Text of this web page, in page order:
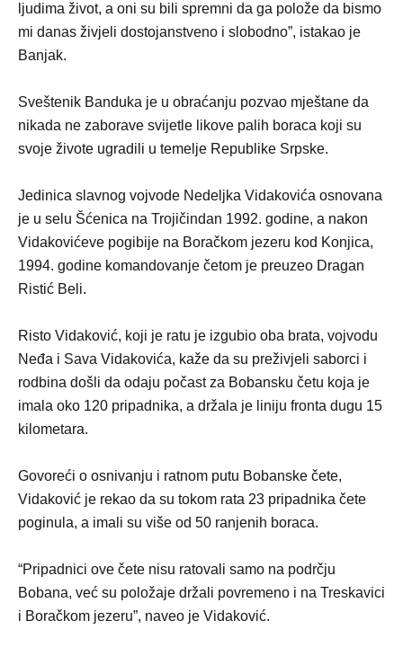
ljudima život, a oni su bili spremni da ga polože da bismo
mi danas živjeli dostojanstveno i slobodno”, istakao je
Banjak.
Sveštenik Banduka je u obraćanju pozvao mještane da
nikada ne zaborave svijetle likove palih boraca koji su
svoje živote ugradili u temelje Republike Srpske.
Jedinica slavnog vojvode Nedeljka Vidakovića osnovana
je u selu Šćenica na Trojičindan 1992. godine, a nakon
Vidakovićeve pogibije na Boračkom jezeru kod Konjica,
1994. godine komandovanje četom je preuzeo Dragan
Ristić Beli.
Risto Vidaković, koji je ratu je izgubio oba brata, vojvodu
Neđa i Sava Vidakovića, kaže da su preživjeli saborci i
rodbina došli da odaju počast za Bobansku četu koja je
imala oko 120 pripadnika, a držala je liniju fronta dugu 15
kilometara.
Govoreći o osnivanju i ratnom putu Bobanske čete,
Vidaković je rekao da su tokom rata 23 pripadnika čete
poginula, a imali su više od 50 ranjenih boraca.
“Pripadnici ove čete nisu ratovali samo na podrčju
Bobana, već su položaje držali povremeno i na Treskavici
i Boračkom jezeru”, naveo je Vidaković.